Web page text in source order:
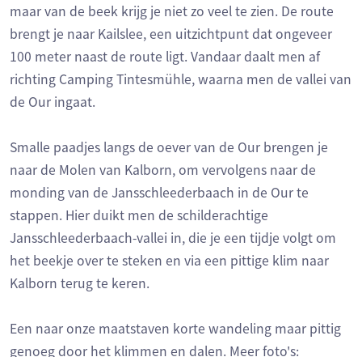
maar van de beek krijg je niet zo veel te zien. De route
brengt je naar Kailslee, een uitzichtpunt dat ongeveer
100 meter naast de route ligt. Vandaar daalt men af
richting Camping Tintesmühle, waarna men de vallei van
de Our ingaat.
Smalle paadjes langs de oever van de Our brengen je
naar de Molen van Kalborn, om vervolgens naar de
monding van de Jansschleederbaach in de Our te
stappen. Hier duikt men de schilderachtige
Jansschleederbaach-vallei in, die je een tijdje volgt om
het beekje over te steken en via een pittige klim naar
Kalborn terug te keren.
Een naar onze maatstaven korte wandeling maar pittig
genoeg door het klimmen en dalen. Meer foto's: